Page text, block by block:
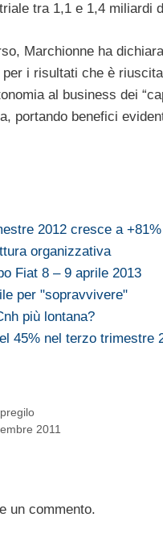
tra 1,1 e 1,4 miliardi
Marchionne ha
i risultati che è
al business dei
portando benefici
2012 cresce a +81%
organizzativa
Fiat 8 – 9 aprile 2013
per "sopravvivere"
più lontana?
45% nel terzo trimestre
2011
un commento.